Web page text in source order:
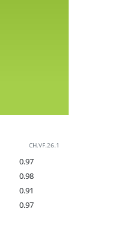
CH.VF.26.1
0.97
0.98
0.91
0.97